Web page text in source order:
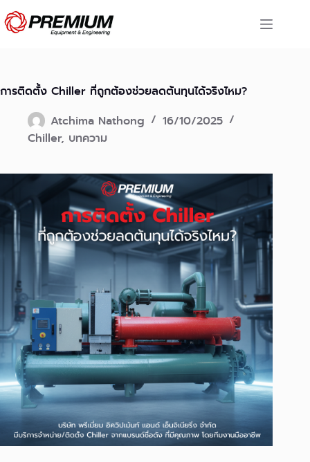
Skip
to
content
การติดตั้ง Chiller ที่ถูกต้องช่วยลดต้นทุนได้จริงไหม?
Atchima Nathong
16/10/2025
Chiller, บทความ